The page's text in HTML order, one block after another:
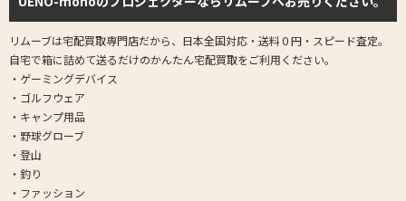
リムーブは宅配買取専門店だから、日本全国対応・送料０円・スピード査定。
自宅で箱に詰めて送るだけのかんたん宅配買取をご利用ください。
・ゲーミングデバイス
・ゴルフウェア
・キャンプ用品
・野球グローブ
・登山
・釣り
・ファッション